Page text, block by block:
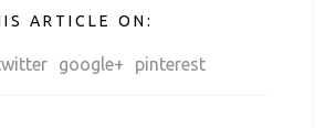
ARTICLE ON:
google+ pinterest